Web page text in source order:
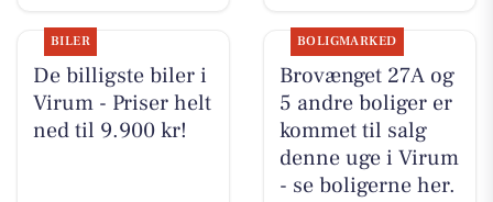
BILER
De billigste biler i
Virum - Priser helt
ned til 9.900 kr!
BOLIGMARKED
Brovænget 27A og
5 andre boliger er
kommet til salg
denne uge i Virum
- se boligerne her.